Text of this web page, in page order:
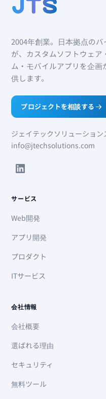
2004年創業。日本拠点の
が、カスタムソフトウェア
ム・モバイルアプリを企画
供します。
プロジェクトを相談する
ジェイテックソリューション
info@jtechsolutions.com
サービス
Web開発
アプリ開発
プロダクト
ITサービス
会社情報
会社概要
選ばれる理由
セキュリティ
無料ツール